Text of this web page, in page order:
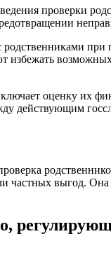
проверки
родственниками при
избежать
оценку их
действующим
частных выгод. Она